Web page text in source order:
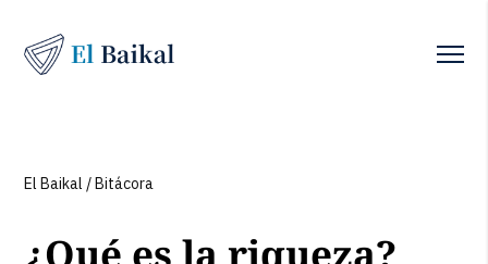
El Baikal /Bitácora
¿Qué es la riqueza?